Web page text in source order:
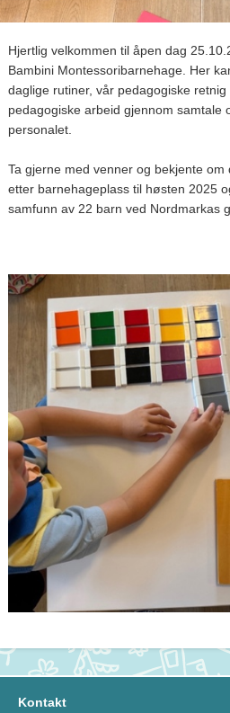
Hjertlig velkommen til åpen dag
Bambini Montessoribarnehage. Her
daglige rutiner, vår pedagogiske
pedagogiske arbeid gjennom samtale
personalet.
Ta gjerne med venner og bekjente
etter barnehageplass til høsten 2025
samfunn av 22 barn ved Nordmarkas
Kontakt